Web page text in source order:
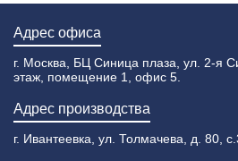
Адрес офиса
г. Москва, БЦ Синица плаза, ул. 2-я
этаж, помещение 1, офис 5.
Адрес производства
г. Ивантеевка, ул. Толмачева, д. 80,